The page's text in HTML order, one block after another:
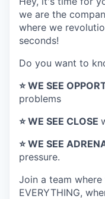
we are the
where we
seconds!
Do you want to
⭐️ WE SEE
problems
⭐️ WE SEE CLOSE
⭐️ WE SEE
pressure.
Join a team where
EVERYTHING,